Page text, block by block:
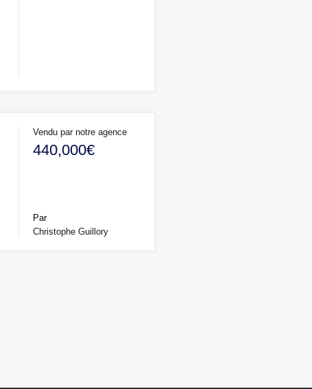
Vendu par notre agence
440,000€
Par
Christophe Guillory